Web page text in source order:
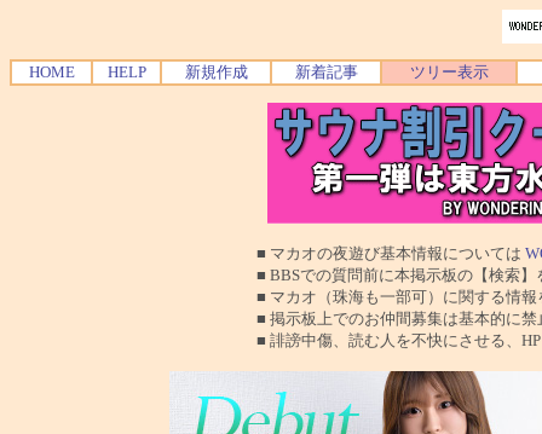
HOME HELP 新規作成 新着記事 ツリー表示
■ マカオの夜遊び基本情報については
■ BBSでの質問前に本掲示板の【検索】を使
■ マカオ（珠海も一部可）に関する情報を交
■ 掲示板上でのお仲間募集は基本的に禁止で
■ 誹謗中傷、読む人を不快にさせる、HPに運